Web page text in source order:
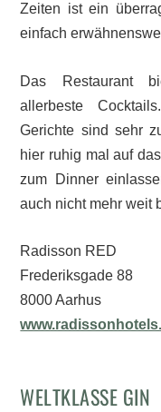
Zeiten ist ein
einfach
Das Restaurant
allerbeste
Gerichte sind sehr
hier ruhig mal auf
zum Dinner
auch nicht mehr weit
Radisson RED
Frederiksgade 88
8000 Aarhus
WELTKLASSE GIN